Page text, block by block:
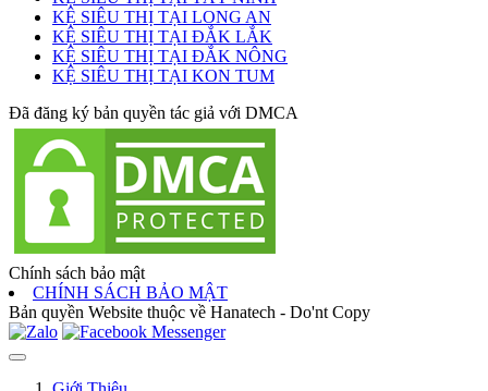
KỆ SIÊU THỊ TẠI LONG AN
KỆ SIÊU THỊ TẠI ĐẮK LẮK
KỆ SIÊU THỊ TẠI ĐẮK NÔNG
KỆ SIÊU THỊ TẠI KON TUM
Đã đăng ký bản quyền tác giả với DMCA
Chính sách bảo mật
CHÍNH SÁCH BẢO MẬT
Bản quyền Website thuộc về Hanatech - Do'nt Copy